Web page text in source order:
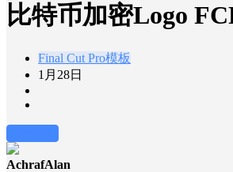
比特币加密Logo
Final Cut Pro模板
1月28日
AchrafAlan